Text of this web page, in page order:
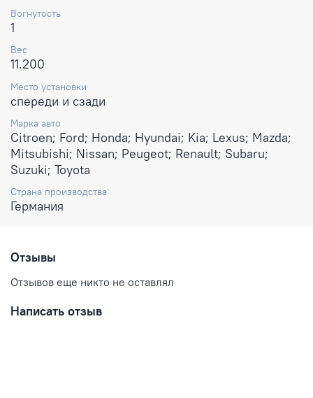
Вогнутость
1
Вес
11.200
Место установки
спереди и сзади
Марка авто
Citroen; Ford; Honda; Hyundai; Kia; Lexus; Mazda;
Mitsubishi; Nissan; Peugeot; Renault; Subaru;
Suzuki; Toyota
Страна производства
Германия
Отзывы
Отзывов еще никто не оставлял
Написать отзыв